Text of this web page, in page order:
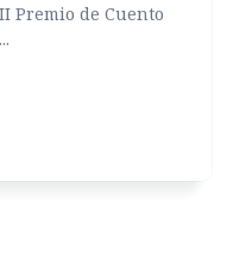
Premio de Cuento